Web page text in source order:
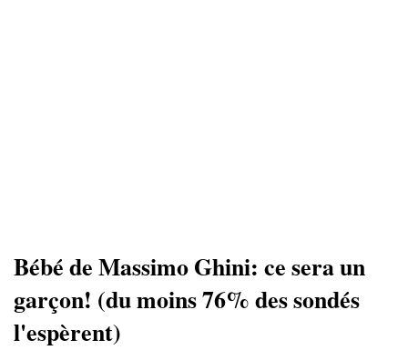
Bébé de Massimo Ghini: ce sera un
garçon! (du moins 76% des sondés
l'espèrent)